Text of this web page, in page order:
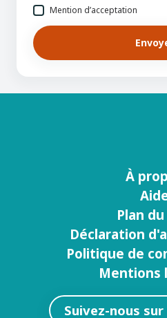
Mention d’acceptation
À
Plan
Déclaration
Politique de
Mentions
Suivez-nous